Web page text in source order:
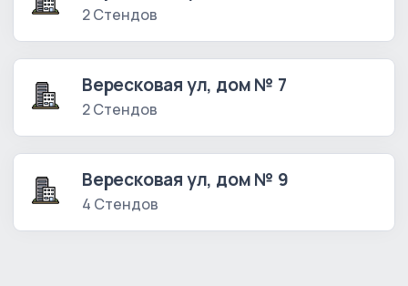
2 Стендов
Вересковая ул, дом № 7
2 Стендов
Вересковая ул, дом № 9
4 Стендов